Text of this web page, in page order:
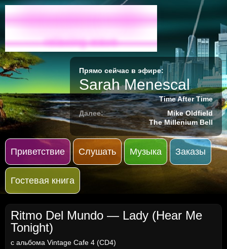
Radio-M
relaxing wave
Прямо сейчас в эфире:
Sarah Menescal
Time After Time
Далее:
Mike Oldfield
The Millenium Bell
Приветствие Слушать Музыка Заказы
Гостевая книга
Ritmo Del Mundo — Lady (Hear Me
Tonight)
с альбома Vintage Cafe 4 (CD4)